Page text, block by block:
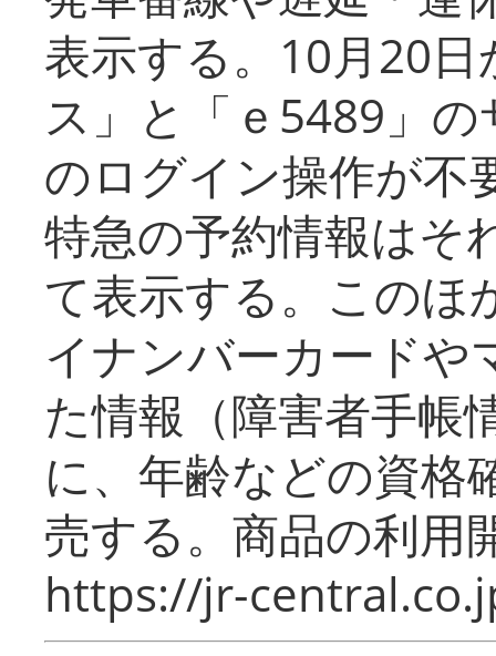
表示する。10月20
ス」と「ｅ5489」
のログイン操作が不
特急の予約情報はそ
て表示する。このほ
イナンバーカードや
た情報（障害者手帳
に、年齢などの資格
売する。商品の利用
https://jr-